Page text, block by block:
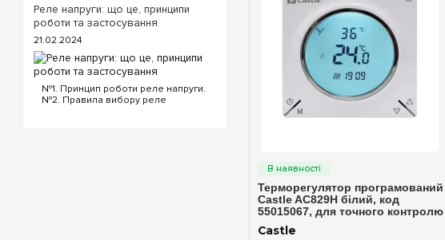
Терморегулятор програмований
Castle AC829H білий, код
55015067, для точного контролю
температури
Castle
«T568B» розпинування інтернет
кабелю Порядок проводів схеми
«T568B»: «T568B» 1...
Реле напруги: що це, принципи
роботи та застосування
21.02.2024
№1. Принцип роботи реле напруги.
№2. Правила вибору реле